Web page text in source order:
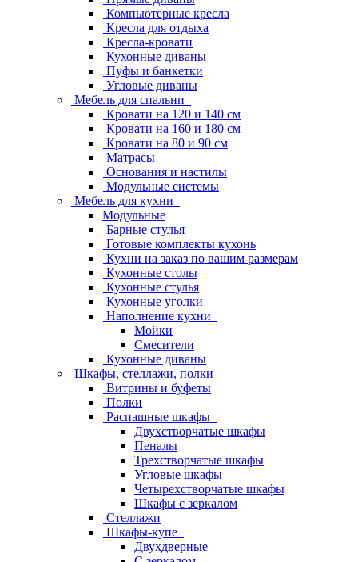
Компьютерные кресла
Кресла для отдыха
Кресла-кровати
Кухонные диваны
Пуфы и банкетки
Угловые диваны
Мебель для спальни
Кровати на 120 и 140 см
Кровати на 160 и 180 см
Кровати на 80 и 90 см
Матрасы
Основания и настилы
Модульные системы
Мебель для кухни
Модульные
Барные стулья
Готовые комплекты кухонь
Кухни на заказ по вашим размерам
Кухонные столы
Кухонные стулья
Кухонные уголки
Наполнение кухни
Мойки
Смесители
Кухонные диваны
Шкафы, стеллажи, полки
Витрины и буфеты
Полки
Распашные шкафы
Двухстворчатые шкафы
Пеналы
Трехстворчатые шкафы
Угловые шкафы
Четырехстворчатые шкафы
Шкафы с зеркалом
Стеллажи
Шкафы-купе
Двухдверные